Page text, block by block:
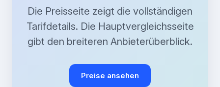
Die Preisseite zeigt die vollständigen
Tarifdetails. Die Hauptvergleichsseite
gibt den breiteren Anbieterüberblick.
Preise ansehen